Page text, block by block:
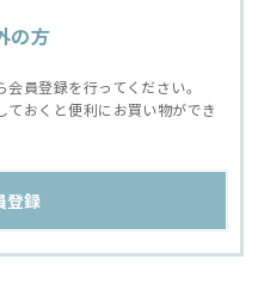
の方
員登録を行ってください。
ておくと便利にお買い物ができ